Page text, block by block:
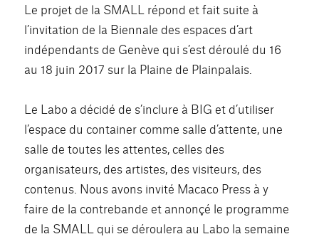
Le projet de la SMALL répond et fait suite à
l’invitation de la Biennale des espaces d’art
indépendants de Genève qui s’est déroulé du 16
au 18 juin 2017 sur la Plaine de Plainpalais.
Le Labo a décidé de s’inclure à BIG et d’utiliser
l’espace du container comme salle d’attente, une
salle de toutes les attentes, celles des
organisateurs, des artistes, des visiteurs, des
contenus. Nous avons invité Macaco Press à y
faire de la contrebande et annonçé le programme
de la SMALL qui se déroulera au Labo la semaine